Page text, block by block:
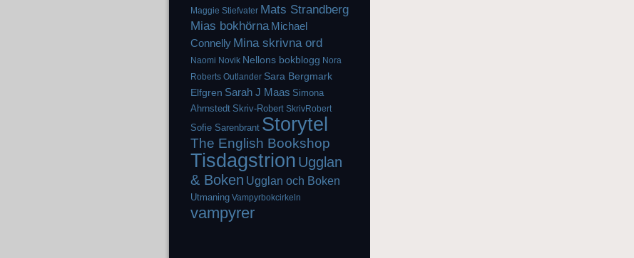
Maggie Stiefvater Mats Strandberg
Mias bokhörna Michael
Connelly Mina skrivna ord
Naomi Novik Nellons bokblogg Nora
Roberts Outlander Sara Bergmark
Elfgren Sarah J Maas Simona
Ahrnstedt Skriv-Robert SkrivRobert
Sofie Sarenbrant Storytel
The English Bookshop
Tisdagstrion Ugglan
& Boken Ugglan och Boken
Utmaning Vampyrbokcirkeln
vampyrer